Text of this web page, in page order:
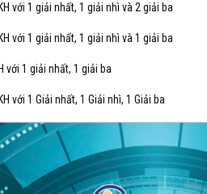
với 1 giải nhất, 1 giải nhì và 2 giải ba
với 1 giải nhất, 1 giải nhì và 1 giải ba
với 1 giải nhất, 1 giải ba
với 1 Giải nhất, 1 Giải nhì, 1 Giải ba